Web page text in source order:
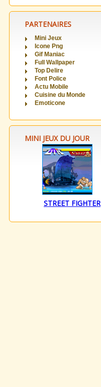
PARTENAIRES
Mini Jeux
Icone Png
Gif Maniac
Full Wallpaper
Top Delire
Font Police
Actu Mobile
Cuisine du Monde
Emoticone
MINI JEUX DU JOUR
STREET FIGHTER